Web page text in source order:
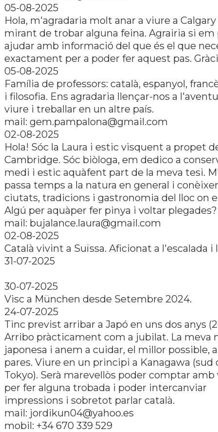
05-08-2025
Hola, m'agradaria molt anar a viure a
mirant de trobar alguna feina. Agrairia si em
ajudar amb informació del que és el que
exactament per a poder fer aquest pas.
05-08-2025
Família de professors: català, espanyol,
i filosofia. Ens agradaria llençar-nos a
viure i treballar en un altre país.
mail: gem.pampalona@gmail.com
02-08-2025
Hola! Sóc la Laura i estic visquent a propet
Cambridge. Sóc biòloga, em dedico a
medi i estic aquàfent part de la meva tesi.
passa temps a la natura en general i
ciutats, tradicions i gastronomia del lloc on
Algú per aquàper fer pinya i voltar plegades?
mail: bujalance.laura@gmail.com
02-08-2025
Català vivint a Suïssa. Aficionat a l'escalada i
31-07-2025
30-07-2025
Visc a München desde Setembre 2024.
24-07-2025
Tinc previst arribar a Japó en uns dos anys
Arribo pràcticament com a jubilat. La meva
japonesa i anem a cuidar, el millor possible,
pares. Viure en un principi a Kanagawa (sud
Tokyo). Serà marevellòs poder comptar amb
per fer alguna trobada i poder intercanviar
impressions i sobretot parlar català.
mail: jordikun04@yahoo.es
mobil: +34 670 339 529